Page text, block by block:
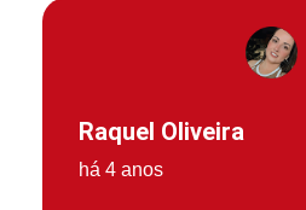
Raquel Oliveira
há 4 anos